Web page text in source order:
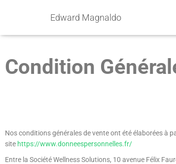
Edward Magnaldo
Condition
Nos conditions générales de vente ont été élaborées à
site https://www.donneespersonnelles.fr/
Entre la Société Wellness Solutions, 10 avenue Félix